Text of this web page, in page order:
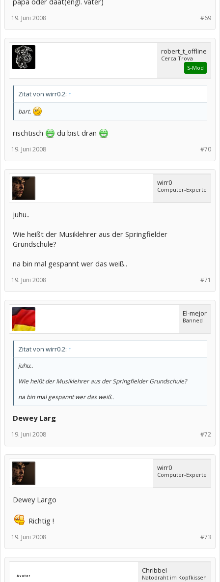
#69
19. Juni 2008
robert_t_offline
Cerca Trova
S-Mod
Zitat von wirr0.2: ↑
bart.
rischtisch du bist dran
#70
19. Juni 2008
wirr0
Computer-Experte
juhu..
Wie heißt der Musiklehrer aus der Springfielder
Grundschule?
na bin mal gespannt wer das weiß..
#71
19. Juni 2008
El-mejor
Banned
Zitat von wirr0.2: ↑
juhu..
Wie heißt der Musiklehrer aus der Springfielder Grundschule?
na bin mal gespannt wer das weiß..
Dewey Larg
#72
19. Juni 2008
wirr0
Computer-Experte
Dewey Largo
Richtig !
#73
19. Juni 2008
Chribbel
Natodraht im Kopfkissen